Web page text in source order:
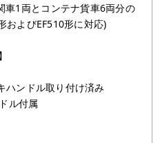
車1両とコンテナ貨車6両分の
およびEF510形に対応)
ハンドル取り付け済み
ル付属